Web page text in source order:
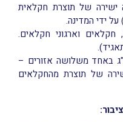
של תוצרת חקלאית
על ידי המדינה.
חקלאים וארגוני חקלאים.
באחד משלושה אזורים –
של תוצרת מהחקלאים